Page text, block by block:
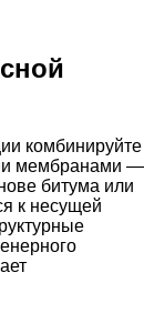
комбинируйте
мембранами —
битума или
к несущей